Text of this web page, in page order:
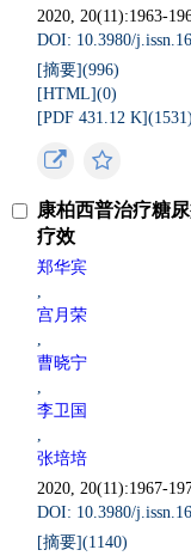
2020, 20(11):1963-
DOI: 10.3980/
[摘要](996)
[HTML](0)
[PDF 431.12 K](1531)
康柏西普治疗糖
疗效
郑华宾
,
宫月荣
,
曹晓宁
,
李卫国
,
张培培
2020, 20(11):1967-
DOI: 10.3980/
[摘要](1140)